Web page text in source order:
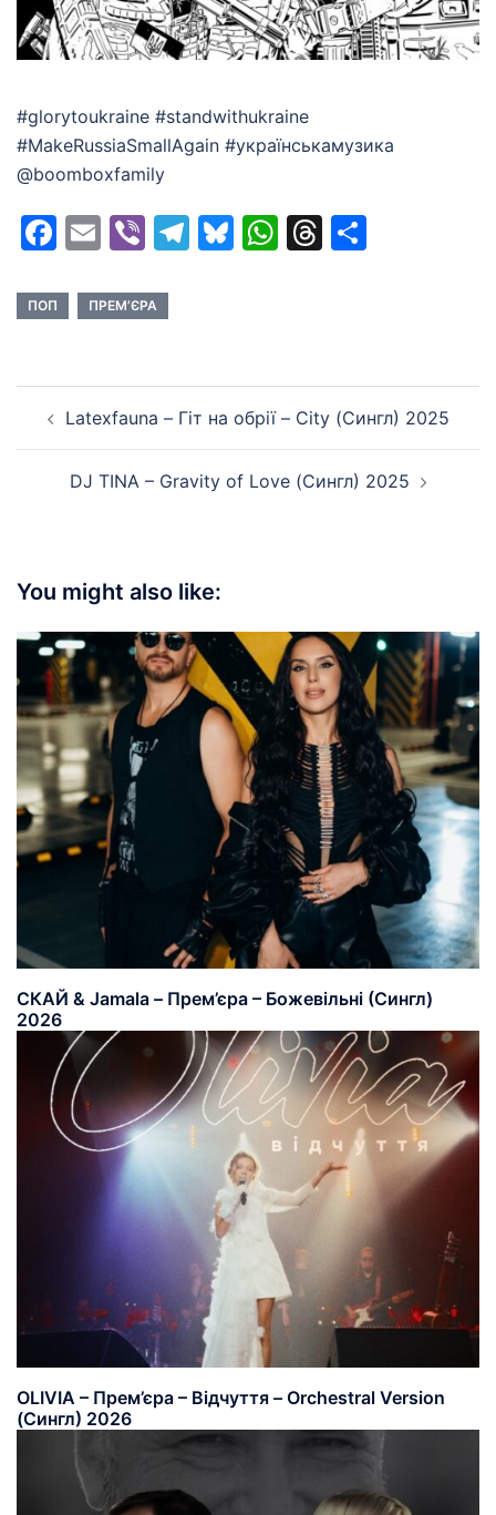
#glorytoukraine #standwithukraine
#MakeRussiaSmallAgain #українськамузика
@boomboxfamily
Facebook
EmailViberTelegram
Bluesky
WhatsApp
Threads
ПОП ПРЕМ’ЄРА
navigation
Latexfauna – Гіт на обрії – City (Сингл) 2025
DJ TINA – Gravity of Love (Сингл) 2025
You might also like:
СКАЙ & Jamala – Прем’єра – Божевільні (Сингл)
2026
OLIVIA – Прем’єра – Відчуття – Orchestral Version
(Сингл) 2026